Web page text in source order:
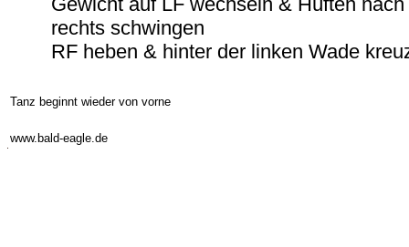
rechts schwingen
RF heben & hinter der linken Wade
Tanz beginnt wieder von vorne
www.bald-eagle.de